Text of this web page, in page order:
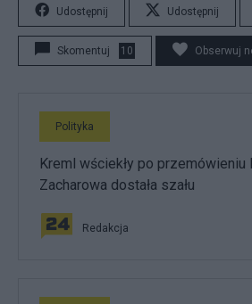
Udostępnij Udostępnij
Skomentuj 10 Obserwuj
Polityka
Kreml wściekły po przemówieniu
Zacharowa dostała szału
Redakcja